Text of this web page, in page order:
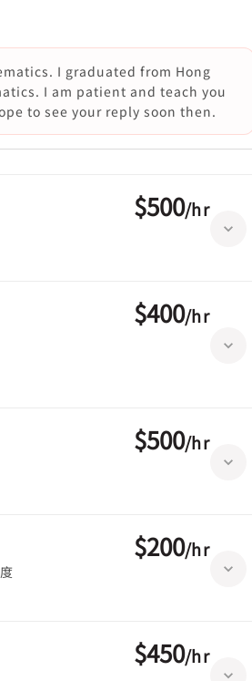
I graduated from Hong
I am patient and teach you
to see your reply soon then.
$500/hr
$400/hr
$500/hr
$200/hr
$450/hr